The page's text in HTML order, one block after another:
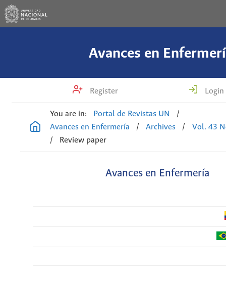
Avances en
Register Login
You are in: Portal de Revistas UN
/
Avances en Enfermería
/ Archives /
Vol. 43
/
Review paper
Avances en Enfermería